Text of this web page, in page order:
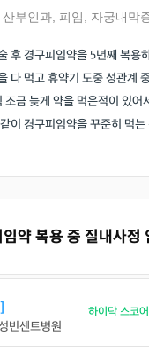
산부인과 피임 자궁내막
후 경구피임약을 5년째 복용
다 먹고 휴약기 도중 성관계
조금 늦게 약을 먹은적이 있어
이 경구피임약을 꾸준히 먹
약 복용 중 질내사정
빈센트병원
하이닥 스코